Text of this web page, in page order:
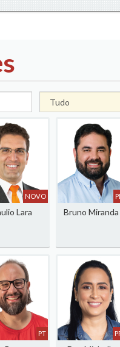
NOVO
Lara Bruno Miranda
PT